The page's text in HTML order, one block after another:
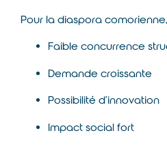
Pour la diaspora
Faible concurrence
Demande croissante
Possibilité d’innovation
Impact social fort